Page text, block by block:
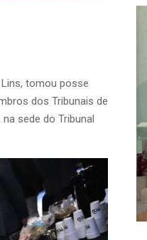
tomou posse
dos Tribunais de
sede do Tribunal